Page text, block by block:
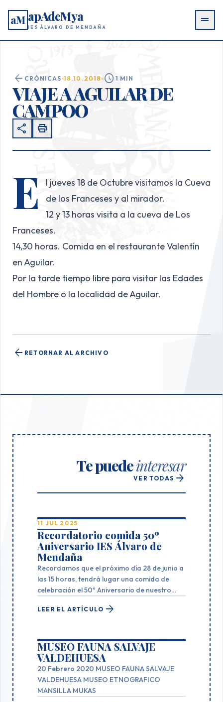
aM apAdeMya
IES ÁLVARO DE MENDAÑA drag_handle
arrow_back CRÓNICAS 18.10.2018 schedule 1 MIN
VIAJE A AGUILAR DE
CAMPOO
share print
E
l jueves 18 de Octubre visitamos la Cueva
de los Franceses y al mirador.
12 y 13 horas visita a la cueva de Los
Franceses.
14,30 horas. Comida en el restaurante Valentín
en Aguilar.
Por la tarde tiempo libre para visitar las Edades
del Hombre o la localidad de Aguilar.
arrow_back RETORNAR AL ARCHIVO
Te puedeinteresar
VER TODAS arrow_forward
11 JUL 2025
Recordatorio comida 50º
Aniversario IES Álvaro de
Mendaña
Recordamos que el próximo día 28 de junio a
las 15 horas, tendrá lugar una comida de
celebración el 50º Aniversario de nuestro
en nuestra noticia del pasado día 14 de
puede reservar y pagar online en el siguiente
enlace: https://www.leontur.com/50-
aniversario-profesores-y-alumnos-alvaro-
de-mendana/
LEER EL ARTÍCULO arrow_forward
MUSEO FAUNA SALVAJE
VALDEHUESA
20 Febrero 2020 MUSEO FAUNA SALVAJE
VALDEHUESA MUSEO ETNOGRAFICO
MANSILLA MUKAS